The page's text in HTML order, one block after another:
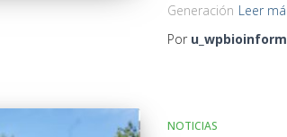
Generación Leer
Por
NOTICIAS